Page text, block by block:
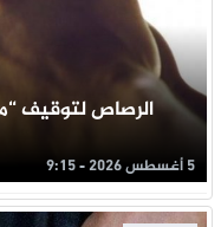
الرصاص لتوقيف
5 أغسطس 2026 - 9:15